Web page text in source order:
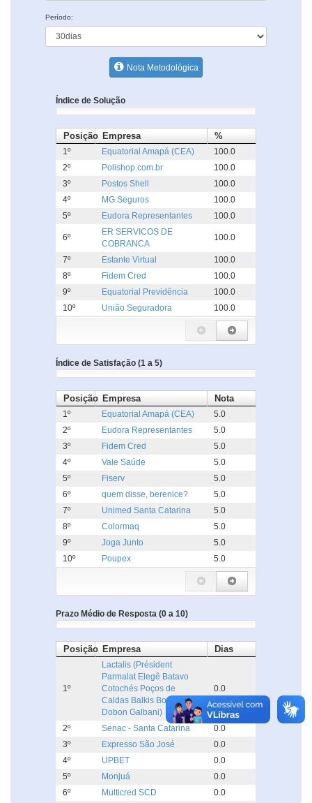
Período:
Nota Metodológica
Índice de Solução
Posição Empresa %
1º Equatorial Amapá (CEA)
100.0
2º
Polishop.com.br
100.0
3º
Postos Shell
100.0
4º
MG Seguros
100.0
5º
Eudora Representantes 100.0
6º
ER SERVICOS DE
COBRANCA
100.0
7º Estante Virtual
100.0
8º
Fidem Cred
100.0
9º
Equatorial Previdência
100.0
10º
União Seguradora 100.0
Índice de Satisfação (1 a 5)
Posição Empresa Nota
1º Equatorial Amapá (CEA)
5.0
2º
Eudora Representantes
5.0
3º
Fidem Cred
5.0
4º
Vale Saúde
5.0
5º
Fiserv
5.0
6º
quem disse, berenice?
5.0
7º
Unimed Santa Catarina
5.0
8º
Colormaq
5.0
9º
Joga Junto
5.0
10º
Poupex 5.0
Prazo Médio de Resposta (0 a 10)
Posição Empresa Dias
1º
Lactalis (Président
Parmalat Elegê Batavo
Cotochés Poços de
Caldas Balkis Boa Nata
Dobon Galbani)
0.0
2º Senac - Santa Catarina
0.0
3º
Expresso São José
0.0
4º
UPBET
0.0
5º
Monjuá
0.0
6º
Multicred SCD
0.0